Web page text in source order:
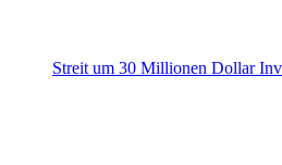
Streit um 30 Millionen Dollar